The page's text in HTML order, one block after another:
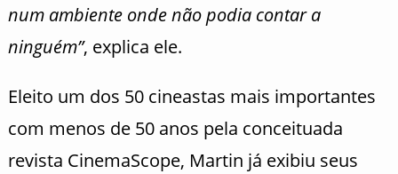
num ambiente onde não podia contar a
ninguém”, explica ele.
Eleito um dos 50 cineastas mais importantes
com menos de 50 anos pela conceituada
revista CinemaScope, Martin já exibiu seus